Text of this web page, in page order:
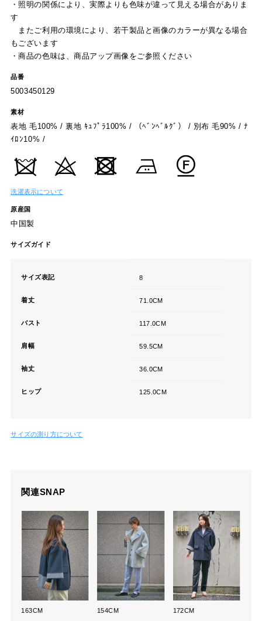
・照明の関係により、実際よりも色味が違って見える場合がありま
す
またご利用の環境により、若干製品と画像のカラーが異なる場合
もございます
・商品の色味は、商品アップ画像をご参照ください
品番
5003450129
素材
表地 毛100% / 裏地 ｷｭﾌﾟﾗ100% / （ﾍﾞﾝﾍﾞﾙｸﾞ） / 別布 毛90% / ﾅ
ｲﾛﾝ10% /
洗濯表示について
原産国
中国製
サイズガイド
サイズ表記 8
着丈 71.0CM
バスト 117.0CM
肩幅 59.5CM
袖丈 36.0CM
ヒップ 125.0CM
サイズの測り方について
関連SNAP
163CM 154CM 172CM